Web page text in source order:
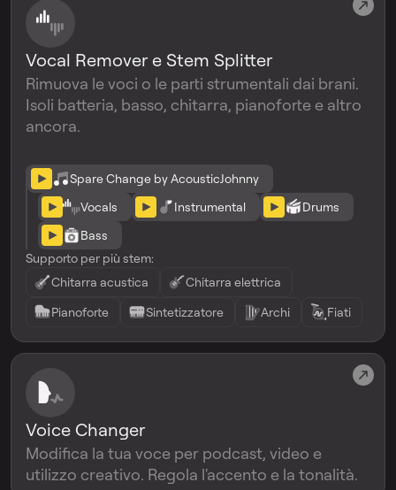
Vocal Remover e Stem Splitter
Rimuova le voci o le parti strumentali dai brani.
Isoli batteria, basso, chitarra, pianoforte e altro
ancora.
Spare Change by AcousticJohnny
Vocals
Instrumental
Drums
Bass
Supporto per più stem:
Chitarra acustica
Chitarra elettrica
Pianoforte
Sintetizzatore Archi Fiati
Voice Changer
Modifica la tua voce per podcast, video e
utilizzo creativo. Regola l'accento e la tonalità.